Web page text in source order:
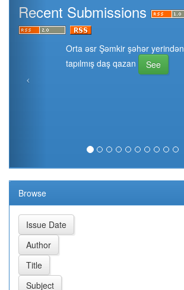
Recent Submissions
Orta əsr Şəmkir şəhər yerindən
tapılmış daş qazan
See
Browse